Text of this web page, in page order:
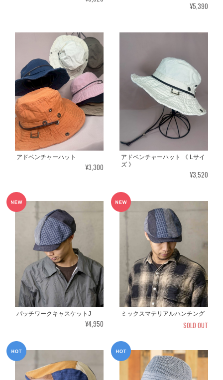
¥5,390
アドベンチャーハット
¥3,300
アドベンチャーハット 《 Lサイ
ズ 》
¥3,520
パッチワークキャスケットJ
¥4,950
ミックスマテリアルハンチング
SOLD OUT